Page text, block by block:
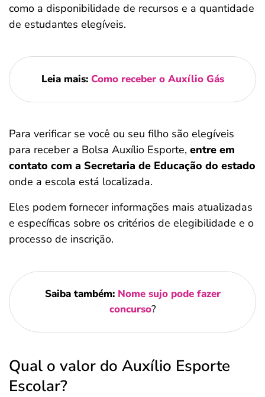
como a disponibilidade de recursos e a quantidade
de estudantes elegíveis.
Leia mais: Como receber o Auxílio Gás
Para verificar se você ou seu filho são elegíveis
para receber a Bolsa Auxílio Esporte, entre em
contato com a Secretaria de Educação do estado
onde a escola está localizada.
Eles podem fornecer informações mais atualizadas
e específicas sobre os critérios de elegibilidade e o
processo de inscrição.
Saiba também: Nome sujo pode fazer
concurso?
Qual o valor do Auxílio Esporte
Escolar?